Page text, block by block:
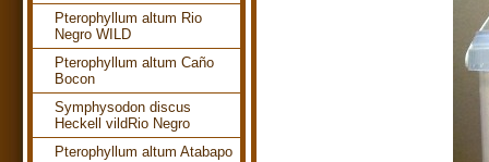
Pterophyllum altum Rio
Negro WILD
Pterophyllum altum Caño
Bocon
Symphysodon discus
Heckell vildRio Negro
Pterophyllum altum Atabapo